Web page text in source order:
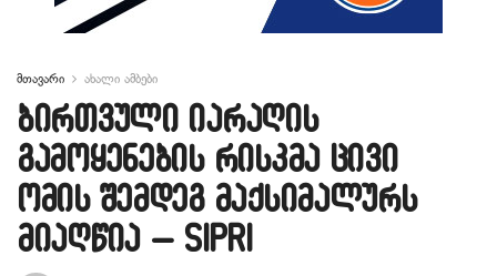
მთავარი ახალი ამბები
ბირთვული იარაღის
გამოყენების რისკმა ცივი
ომის შემდეგ მაქსიმალურს
მიაღწია – SIPRI